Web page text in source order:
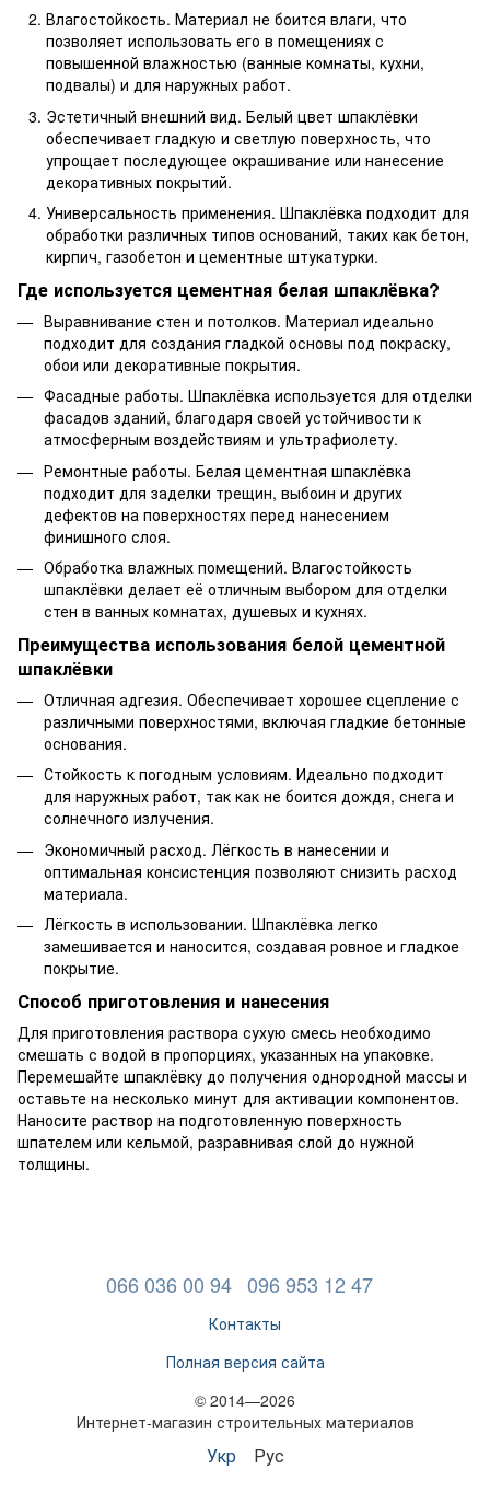
Влагостойкость. Материал не боится влаги, что
позволяет использовать его в помещениях с
повышенной влажностью (ванные комнаты, кухни,
подвалы) и для наружных работ.
Эстетичный внешний вид. Белый цвет шпаклёвки
обеспечивает гладкую и светлую поверхность, что
упрощает последующее окрашивание или нанесение
декоративных покрытий.
Универсальность применения. Шпаклёвка подходит для
обработки различных типов оснований, таких как бетон,
кирпич, газобетон и цементные штукатурки.
Где используется цементная белая шпаклёвка?
Выравнивание стен и потолков. Материал идеально
подходит для создания гладкой основы под покраску,
обои или декоративные покрытия.
Фасадные работы. Шпаклёвка используется для отделки
фасадов зданий, благодаря своей устойчивости к
атмосферным воздействиям и ультрафиолету.
Ремонтные работы. Белая цементная шпаклёвка
подходит для заделки трещин, выбоин и других
дефектов на поверхностях перед нанесением
финишного слоя.
Обработка влажных помещений. Влагостойкость
шпаклёвки делает её отличным выбором для отделки
стен в ванных комнатах, душевых и кухнях.
Преимущества использования белой цементной
шпаклёвки
Отличная адгезия. Обеспечивает хорошее сцепление с
различными поверхностями, включая гладкие бетонные
основания.
Стойкость к погодным условиям. Идеально подходит
для наружных работ, так как не боится дождя, снега и
солнечного излучения.
Экономичный расход. Лёгкость в нанесении и
оптимальная консистенция позволяют снизить расход
материала.
Лёгкость в использовании. Шпаклёвка легко
замешивается и наносится, создавая ровное и гладкое
покрытие.
Способ приготовления и нанесения
Для приготовления раствора сухую смесь необходимо
смешать с водой в пропорциях, указанных на упаковке.
Перемешайте шпаклёвку до получения однородной массы и
оставьте на несколько минут для активации компонентов.
Наносите раствор на подготовленную поверхность
шпателем или кельмой, разравнивая слой до нужной
толщины.
066 036 00 94 096 953 12 47
Контакты
Полная версия сайта
© 2014—2026
Интернет-магазин строительных материалов
Укр Рус